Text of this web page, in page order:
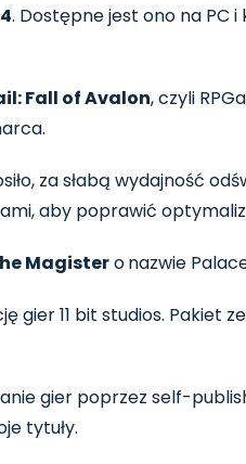
. Dostępne jest ono na PC
Fall of Avalon, czyli
za słabą wydajność
aby poprawić
Magisteronazwie
gier 11 bit studios.
gier poprzez self-
tytuły.